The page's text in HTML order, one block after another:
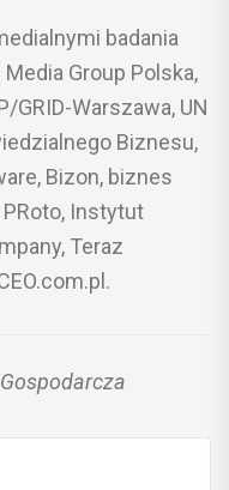
badania
Group Polska,
GRID-Warszawa, UN
Biznesu,
Bizon, biznes
Instytut
Teraz